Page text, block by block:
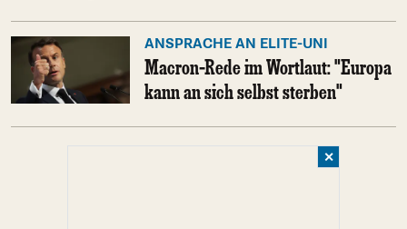
ANSPRACHE AN ELITE-UNI
Macron-Rede im Wortlaut: "Europa
kann an sich selbst sterben"
✕